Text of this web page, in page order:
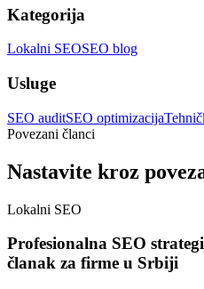
Kategorija
Lokalni SEOSEO blog
Usluge
SEO auditSEO optimizacija
Povezani članci
Nastavite kroz
Lokalni SEO
Profesionalna SEO
članak za firme u Srbiji